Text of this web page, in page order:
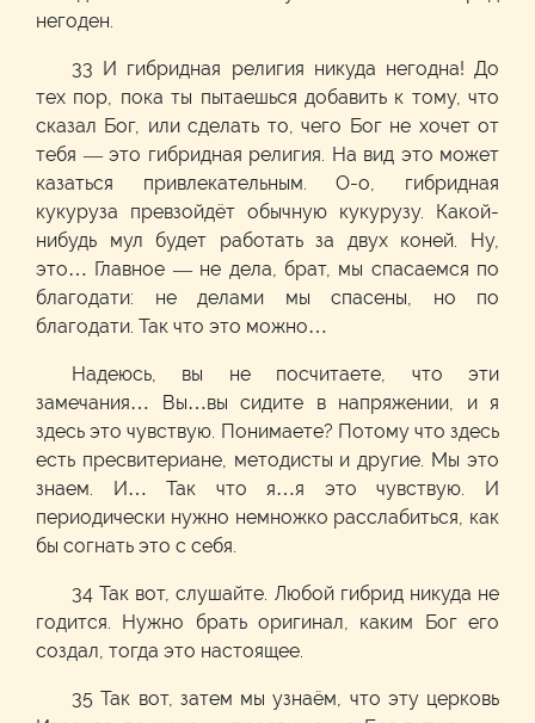
негоден.
33 И гибридная религия никуда негодна! До
тех пор, пока ты пытаешься добавить к тому, что
сказал Бог, или сделать то, чего Бог не хочет от
тебя — это гибридная религия. На вид это может
казаться привлекательным. О-о, гибридная
кукуруза превзойдёт обычную кукурузу. Какой-
нибудь мул будет работать за двух коней. Ну,
это… Главное — не дела, брат, мы спасаемся по
благодати: не делами мы спасены, но по
благодати. Так что это можно…
Надеюсь, вы не посчитаете, что эти
замечания… Вы…вы сидите в напряжении, и я
здесь это чувствую. Понимаете? Потому что здесь
есть пресвитериане, методисты и другие. Мы это
знаем. И… Так что я…я это чувствую. И
периодически нужно немножко расслабиться, как
бы согнать это с себя.
34 Так вот, слушайте. Любой гибрид никуда не
годится. Нужно брать оригинал, каким Бог его
создал, тогда это настоящее.
35 Так вот, затем мы узнаём, что эту церковь